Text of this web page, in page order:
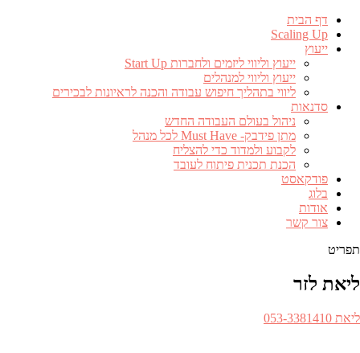
דף הבית
Scaling Up
ייעוץ
ייעוץ וליווי ליזמים ולחברות Start Up
ייעוץ וליווי למנהלים
ליווי בתהליך חיפוש עבודה והכנה לראיונות לבכירים
סדנאות
ניהול בעולם העבודה החדש
מתן פידבק- Must Have לכל מנהל
לקבוע ולמדוד כדי להצליח
הכנת תכנית פיתוח לעובד
פודקאסט
בלוג
אודות
צור קשר
תפריט
ליאת לזר
מספר
ליאת 053-3381410​